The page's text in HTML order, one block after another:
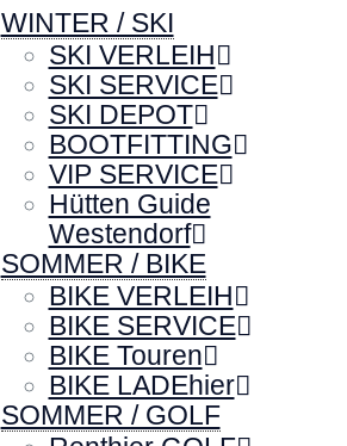
WINTER / SKI
SKI VERLEIH
SKI SERVICE
SKI DEPOT
BOOTFITTING
VIP SERVICE
Hütten Guide
Westendorf
SOMMER / BIKE
BIKE VERLEIH
BIKE SERVICE
BIKE Touren
BIKE LADEhier
SOMMER / GOLF